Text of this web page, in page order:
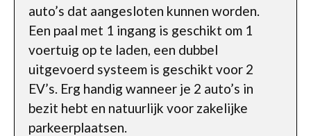
auto’s dat aangesloten kunnen worden.
Een paal met 1 ingang is geschikt om 1
voertuig op te laden, een dubbel
uitgevoerd systeem is geschikt voor 2
EV’s. Erg handig wanneer je 2 auto’s in
bezit hebt en natuurlijk voor zakelijke
parkeerplaatsen.